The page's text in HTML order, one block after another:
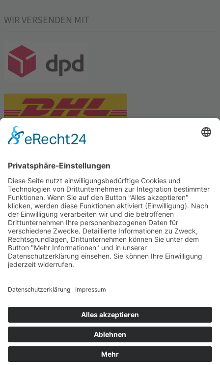
WIR VERSENDEN MIT
Tekal – Textile Lebensqualität
Exklusive moderne & Orientteppiche
Feuerwerk XXL
Pyrotechnik online bestellen
© Stadtmühle Waldenbuch 2026
und Mühlenprodukte ·
Cookie-Einstellungen
Alle Preise inkl. der gesetzlichen MwSt.
Die durchgestrichenen Preise entsprechen dem bisherigen Preis in